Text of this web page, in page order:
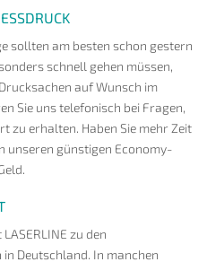
sollten am besten schon gestern
schnell gehen müssen,
auf Wunsch im
Sie uns telefonisch bei Fragen,
zu erhalten. Haben Sie mehr Zeit
unseren günstigen Economy-
zu den
Deutschland. In manchen